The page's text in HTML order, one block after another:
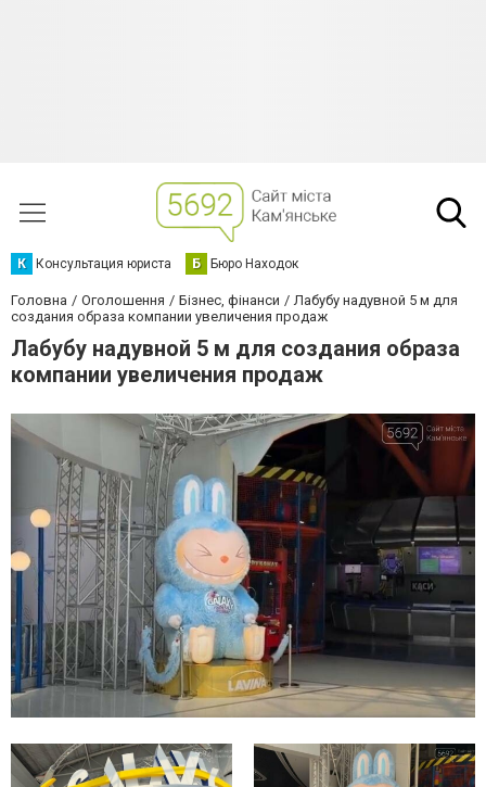
К Консультация юриста Б Бюро Находок
Головна Оголошення Бізнес, фінанси
Лабубу надувной 5 м для
создания образа компании увеличения продаж
Лабубу надувной 5 м для создания образа
компании увеличения продаж